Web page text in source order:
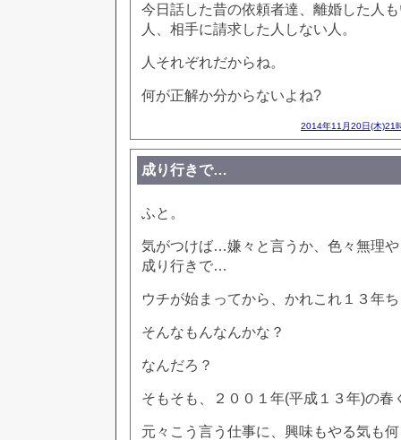
今日話した昔の依頼者達、離婚した人
人、相手に請求した人しない人。
人それぞれだからね。
何が正解か分からないよね?
2014年11月20日(木)21
成り行きで…
ふと。
気がつけば…嫌々と言うか、色々無理
成り行きで…
ウチが始まってから、かれこれ１３年
そんなもんなんかな？
なんだろ？
そもそも、２００１年(平成１３年)の春
元々こう言う仕事に、興味もやる気も